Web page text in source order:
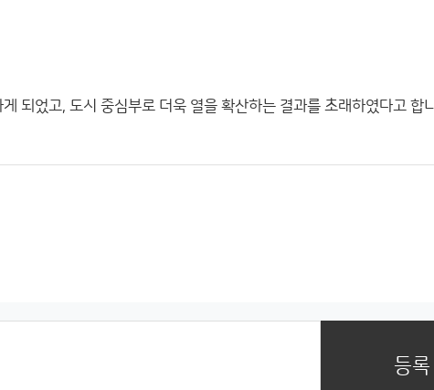
되었고, 도시 중심부로 더욱 열을 확산하는 결과를 초래하였다고 합
등록